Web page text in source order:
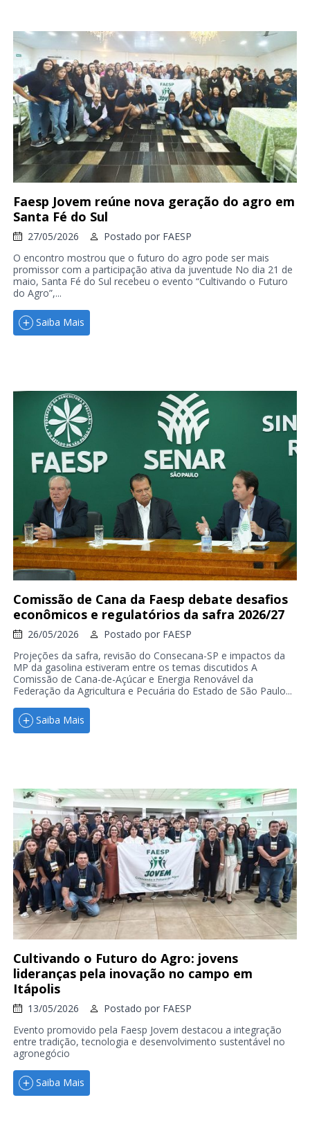
Faesp Jovem reúne nova geração do agro em
Santa Fé do Sul
27/05/2026 Postado por FAESP
O encontro mostrou que o futuro do agro pode ser mais
promissor com a participação ativa da juventude No dia 21 de
maio, Santa Fé do Sul recebeu o evento “Cultivando o Futuro
do Agro”,...
Saiba Mais
Comissão de Cana da Faesp debate desafios
econômicos e regulatórios da safra 2026/27
26/05/2026 Postado por FAESP
Projeções da safra, revisão do Consecana-SP e impactos da
MP da gasolina estiveram entre os temas discutidos A
Comissão de Cana-de-Açúcar e Energia Renovável da
Federação da Agricultura e Pecuária do Estado de São Paulo...
Saiba Mais
Cultivando o Futuro do Agro: jovens
lideranças pela inovação no campo em
Itápolis
13/05/2026 Postado por FAESP
Evento promovido pela Faesp Jovem destacou a integração
entre tradição, tecnologia e desenvolvimento sustentável no
agronegócio
Saiba Mais